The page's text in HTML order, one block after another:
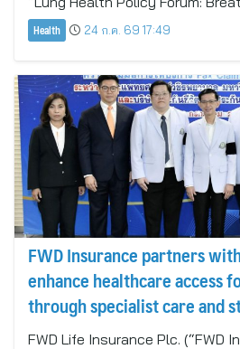
Health 24 ก.ค. 69 17:49
FWD Insurance partners
enhance healthcare access
through specialist care and
services at Vajira Premium
FWD Life Insurance Plc. (“FWD